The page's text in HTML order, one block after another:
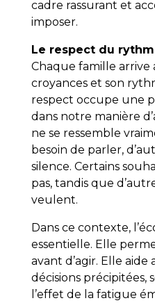
cadre rassurant et
imposer.
Le respect du
Chaque famille arrive
croyances et son
respect occupe une
dans notre manière
ne se ressemble
besoin de parler,
silence. Certains
pas, tandis que
veulent.
Dans ce contexte,
essentielle. Elle
avant d’agir. Elle aide
décisions précipitées,
l’effet de la fatigue